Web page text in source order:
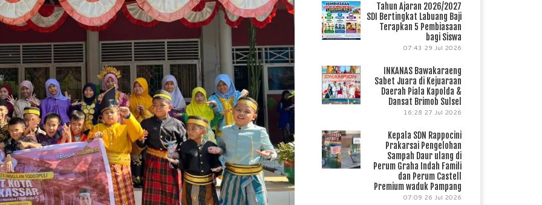
Tahun Ajaran 2026/2027
SDI Bertingkat Labuang Baji
Terapkan 5 Pembiasaan
bagi Siswa
07:43 29 Jul 2026
INKANAS Bawakaraeng
Sabet Juara di Kejuaraan
Daerah Piala Kapolda &
Dansat Brimob Sulsel
16:28 27 Jul 2026
Kepala SDN Rappocini
Prakarsai Pengelohan
Sampah Daur ulang di
Perum Graha Indah Famili
dan Perum Castell
Premium waduk Pampang
07:09 26 Jul 2026